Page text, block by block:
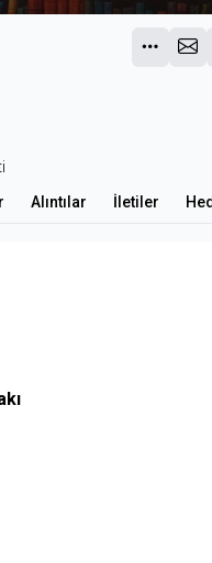
Alıntılar İletiler